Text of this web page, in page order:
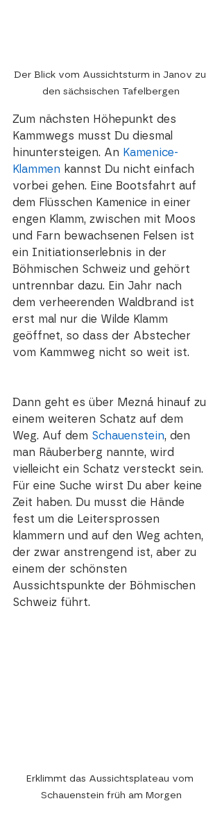
Der Blick vom Aussichtsturm in Janov zu
den sächsischen Tafelbergen
Zum nächsten Höhepunkt des
Kammwegs musst Du diesmal
hinuntersteigen. An Kamenice-
Klammen kannst Du nicht einfach
vorbei gehen. Eine Bootsfahrt auf
dem Flüsschen Kamenice in einer
engen Klamm, zwischen mit Moos
und Farn bewachsenen Felsen ist
ein Initiationserlebnis in der
Böhmischen Schweiz und gehört
untrennbar dazu. Ein Jahr nach
dem verheerenden Waldbrand ist
erst mal nur die Wilde Klamm
geöffnet, so dass der Abstecher
vom Kammweg nicht so weit ist.
Dann geht es über Mezná hinauf zu
einem weiteren Schatz auf dem
Weg. Auf dem Schauenstein, den
man Räuberberg nannte, wird
vielleicht ein Schatz versteckt sein.
Für eine Suche wirst Du aber keine
Zeit haben. Du musst die Hände
fest um die Leitersprossen
klammern und auf den Weg achten,
der zwar anstrengend ist, aber zu
einem der schönsten
Aussichtspunkte der Böhmischen
Schweiz führt.
Erklimmt das Aussichtsplateau vom
Schauenstein früh am Morgen